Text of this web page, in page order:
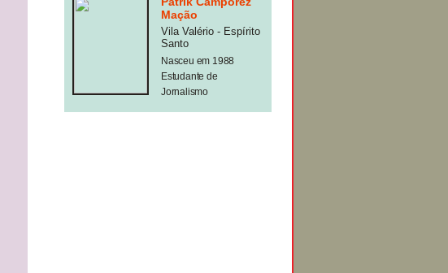
Mação
Vila Valério - Espírito
Santo
Nasceu em 1988
Estudante de
Jornalismo